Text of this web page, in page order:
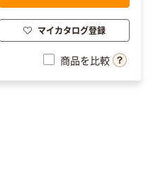
マイカタログ登録
商品を比較